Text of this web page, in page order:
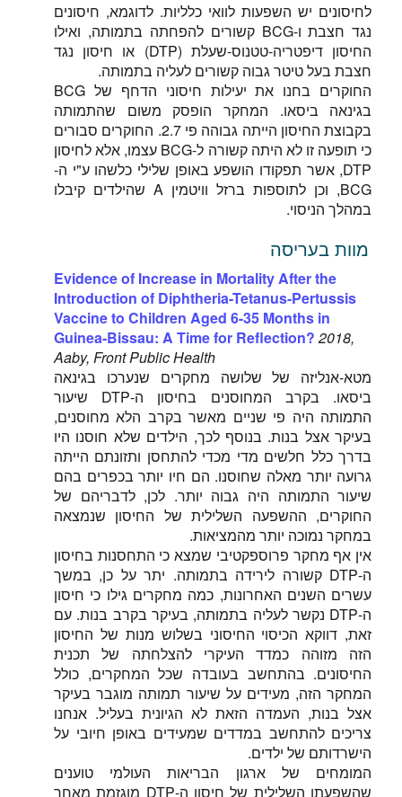
לחיסונים יש השפעות לוואי כלליות. לדוגמא, חיסונים
נגד חצבת ו-BCG קשורים להפחתה בתמותה, ואילו
החיסון דיפטריה-טטנוס-שעלת (DTP) או חיסון נגד
חצבת בעל טיטר גבוה קשורים לעליה בתמותה.
החוקרים בחנו את יעילות חיסוני הדחף של BCG
בגינאה ביסאו. המחקר הופסק משום שהתמותה
בקבוצת החיסון הייתה גבוהה פי 2.7. החוקרים סבורים
כי תופעה זו לא היתה קשורה ל-BCG עצמו, אלא לחיסון
DTP, אשר תפקודו הושפע באופן שלילי כלשהו ע"י ה-
BCG, וכן לתוספות ברזל וויטמין A שהילדים קיבלו
במהלך הניסוי.
מוות בעריסה
Evidence of Increase in Mortality After the
Introduction of Diphtheria-Tetanus-Pertussis
Vaccine to Children Aged 6-35 Months in
Guinea-Bissau: A Time for Reflection? 2018,
Aaby, Front Public Health
מטא-אנליזה של שלושה מחקרים שנערכו בגינאה
ביסאו. בקרב המחוסנים בחיסון ה-DTP שיעור
התמותה היה פי שניים מאשר בקרב הלא מחוסנים,
בעיקר אצל בנות. בנוסף לכך, הילדים שלא חוסנו היו
בדרך כלל חלשים מדי מכדי להתחסן ותזונתם הייתה
גרועה יותר מאלה שחוסנו. הם חיו יותר בכפרים בהם
שיעור התמותה היה גבוה יותר. לכן, לדבריהם של
החוקרים, ההשפעה השלילית של החיסון שנמצאה
במחקר נמוכה יותר מהמציאות.
אין אף מחקר פרוספקטיבי שמצא כי התחסנות בחיסון
ה-DTP קשורה לירידה בתמותה. יתר על כן, במשך
עשרים השנים האחרונות, כמה מחקרים גילו כי חיסון
ה-DTP נקשר לעליה בתמותה, בעיקר בקרב בנות. עם
זאת, דווקא הכיסוי החיסוני בשלוש מנות של החיסון
הזה מזוהה כמדד העיקרי להצלחתה של תכנית
החיסונים. בהתחשב בעובדה שכל המחקרים, כולל
המחקר הזה, מעידים על שיעור תמותה מוגבר בעיקר
אצל בנות, העמדה הזאת לא הגיונית בעליל. אנחנו
צריכים להתחשב במדדים שמעידים באופן חיובי על
הישרדותם של ילדים.
המומחים של ארגון הבריאות העולמי טוענים
שהשפעתו השלילית של חיסון ה-DTP מוגזמת מאחר